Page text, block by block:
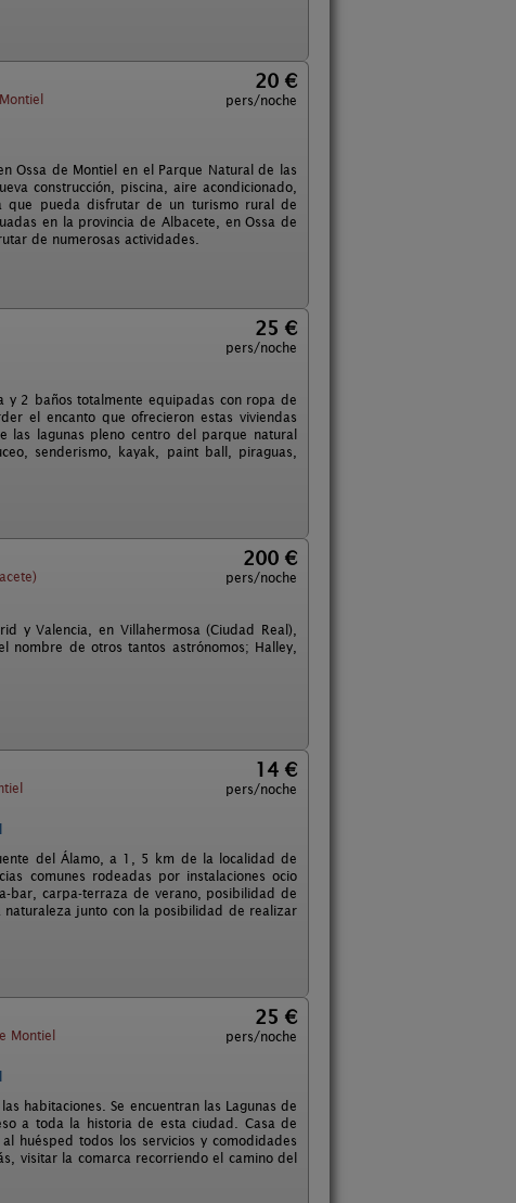
20 €
pers/noche
Ossa de Montiel en el Parque Natural de las
construcción, piscina, aire acondicionado,
que pueda disfrutar de un turismo rural de
en la provincia de Albacete, en Ossa de
de numerosas actividades.
25 €
pers/noche
y 2 baños totalmente equipadas con ropa de
el encanto que ofrecieron estas viviendas
las lagunas pleno centro del parque natural
senderismo, kayak, paint ball, piraguas,
200 €
pers/noche
y Valencia, en Villahermosa (Ciudad Real),
nombre de otros tantos astrónomos; Halley,
14 €
pers/noche
del Álamo, a 1, 5 km de la localidad de
comunes rodeadas por instalaciones ocio
bar, carpa-terraza de verano, posibilidad de
naturaleza junto con la posibilidad de realizar
Montiel
25 €
pers/noche
habitaciones. Se encuentran las Lagunas de
a toda la historia de esta ciudad. Casa de
huésped todos los servicios y comodidades
visitar la comarca recorriendo el camino del